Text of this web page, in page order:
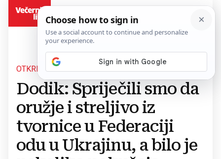
OTKRIO ZA RUSKE MEDIJE
Dodik: Spriječili smo da
oružje i streljivo iz
tvornice u Federaciji
odu u Ukrajinu, a bilo je